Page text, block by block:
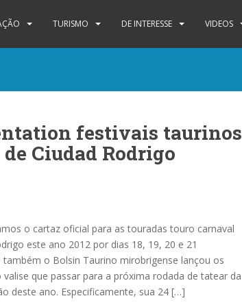
TURISMO DE INTERESSE VIDEOS
festivais taurinos
Ciudad Rodrigo
o cartaz oficial para as touradas touro carnaval
este ano 2012 por dias 18, 19, 20 e 21
também o Bolsin Taurino mirobrigense lançou os
que passar para a próxima rodada de tatear da
deste ano. Especificamente, sua 24 […]